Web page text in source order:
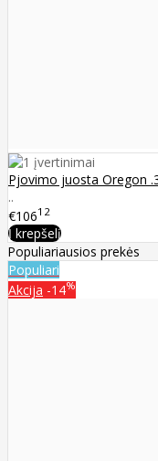
Pjovimo juosta Oregon
..
€10612
Į krepšelį
Populiariausios prekės
Populiari
Akcija -14%